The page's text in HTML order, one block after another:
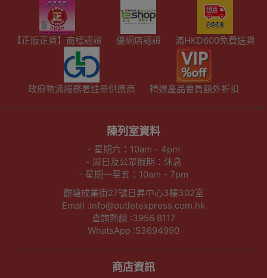
【正版正貨】商標認證 優網店認證 滿HKD600免費送貨
政府物流服務署註冊供應商 精選產品會員額外折扣
陳列室資料
- 星期六：10am - 4pm
- 周日及公眾假期：休息
- 星期一至五：10am - 7pm
觀塘成業街27號日昇中心3樓302室
Email :info@outletexpress.com.hk
查詢熱線 :3956 8117
WhatsApp :53694990
商店資訊